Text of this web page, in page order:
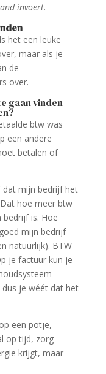
invoert.
het een leuke
maar als je
de
over.
gaan vinden
btw was
een andere
betalen of
dat mijn bedrijf het
hoe meer btw
is. Hoe
mijn bedrijf
natuurlijk). BTW
je factuur kun je
je wéét dat het
een potje,
op tijd, zorg
krijgt, maar